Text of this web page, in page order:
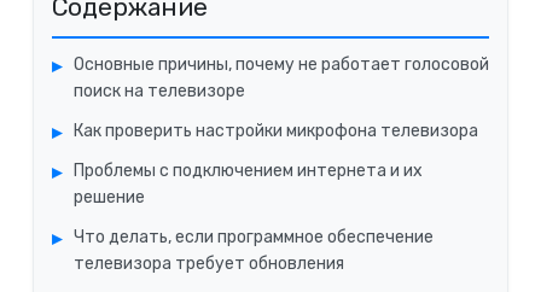
Содержание
Основные причины, почему не работает голосовой
поиск на телевизоре
Как проверить настройки микрофона телевизора
Проблемы с подключением интернета и их
решение
Что делать, если программное обеспечение
телевизора требует обновления